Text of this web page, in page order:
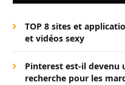
TOP 8 sites et
et vidéos sexy
Pinterest est-il devenu
recherche pour les